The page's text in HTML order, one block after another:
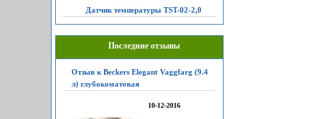
Датчик температуры TST-02-2,0
Последние отзывы
Отзыв к Beckers Elegant Vaggfarg (9.4
л) глубокоматовая
10-12-2016